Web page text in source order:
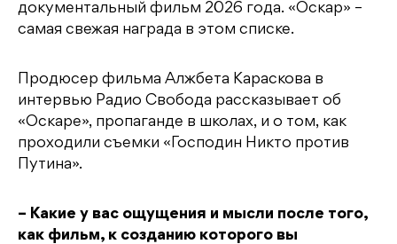
документальный фильм 2026 года. «Оскар» –
самая свежая награда в этом списке.
Продюсер фильма Алжбета Караскова в
интервью Радио Свобода рассказывает об
«Оскаре», пропаганде в школах, и о том, как
проходили съемки «Господин Никто против
Путина».
– Какие у вас ощущения и мысли после того,
как фильм, к созданию которого вы